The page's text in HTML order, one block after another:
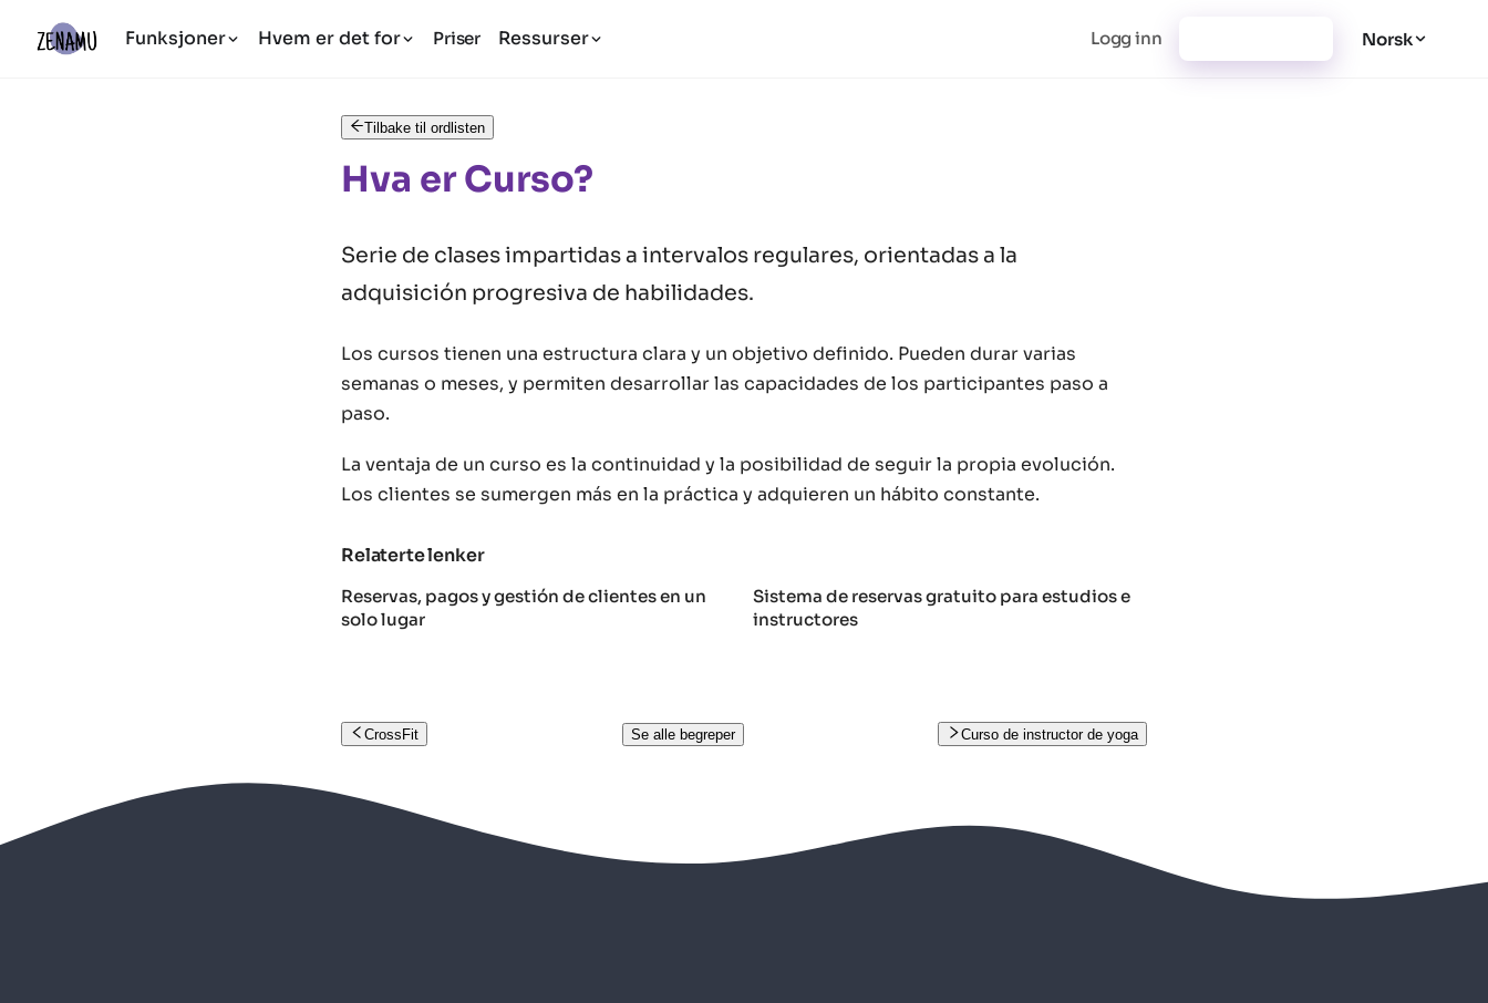
Funksjoner Hvem er det for Priser Ressurser Logg inn Norsk
Tilbake til ordlisten
Hva er Curso?
Serie de clases impartidas a intervalos regulares, orientadas a la
adquisición progresiva de habilidades.
Los cursos tienen una estructura clara y un objetivo definido. Pueden durar varias
semanas o meses, y permiten desarrollar las capacidades de los participantes paso a
paso.
La ventaja de un curso es la continuidad y la posibilidad de seguir la propia evolución.
Los clientes se sumergen más en la práctica y adquieren un hábito constante.
Relaterte lenker
Reservas, pagos y gestión de clientes en un
solo lugar
Sistema de reservas gratuito para estudios e
instructores
CrossFit Se alle begreper Curso de instructor de yoga